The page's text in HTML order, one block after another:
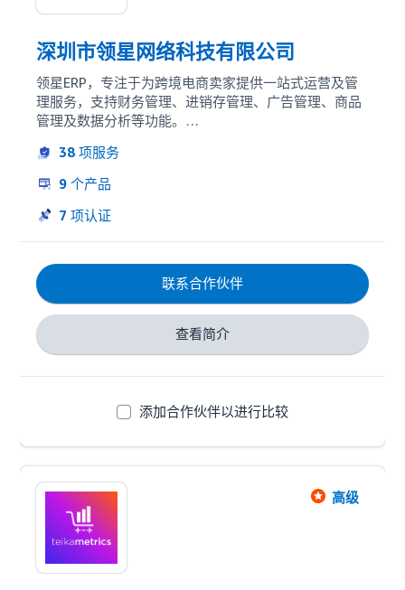
深圳市领星网络科技有限公司
领星ERP，专注于为跨境电商卖家提供一站式运营及管
理服务，支持财务管理、进销存管理、广告管理、商品
管理及数据分析等功能。
供了完整的亚马逊广告管理、丰富的可视化数据分析、
完善的广告智能策略等功能。支持按业务表现或时间，
自动化调整和优化广告，提升广告管理和优化效率；配
备多维度广告报表，可清晰一览广告表现，清楚每一份
帮助卖家实现精准营销和提升广告效果。
38 项服务
9 个产品
7 项认证
联系合作伙伴
查看简介
添加合作伙伴以进行比较
高级